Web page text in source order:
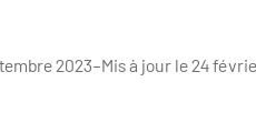
2023–Mis à jour le 24